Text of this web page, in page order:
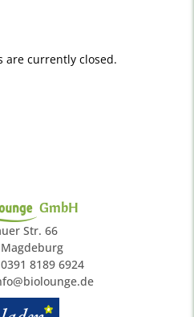
are currently closed.
GmbH
Str. 66
0391 8189 6924